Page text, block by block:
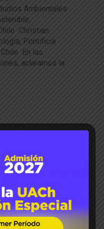
Ambientales
Christian
Pontificia
En las
aclaramos la
Neaman